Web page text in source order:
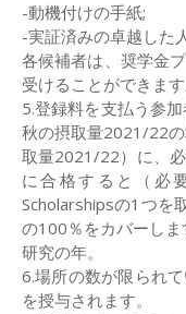
-動機付けの手紙;
-実証済みの卓越した
各候補者は、奨学金
受けることができます
5.登録料を支払う参
秋の摂取量2021/22
取量2021/22）に、
に合格すると（必
Scholarshipsの1つを
の100％をカバーしま
研究の年。
6.場所の数が限られ
を授与されます。